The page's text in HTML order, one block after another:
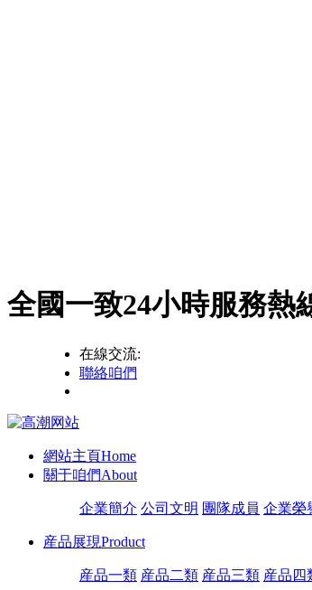
全國一致24小時服務熱
在線交流:
聯絡咱們
網站主頁Home
關于咱們About
企業簡介 公司文明 團隊成員 企業榮
産品展現Product
産品一類 産品二類 産品三類 産品四